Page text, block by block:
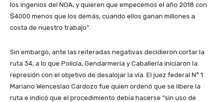
los ingenios del NOA, y quieren que empecemos el año 2018 con
$4000 menos que los demás, cuando ellos ganan millones a
costa de nuestro trabajo”.
Sin embargo, ante las reiteradas negativas decidieron cortar la
ruta 34, a lo que Policía, Gendarmería y Caballería iniciaron la
represión con el objetivo de desalojar la vía. El juez federal N° 1
Mariano Wenceslao Cardozo fue quien ordenó que se libere la
ruta e indicó que el procedimiento debía hacerse “sin uso de